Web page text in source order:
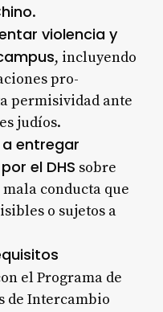
.
violencia y
, incluyendo
pro-
permisividad ante
judíos.
entregar
el DHS sobre
conducta que
o sujetos a
el Programa de
de Intercambio